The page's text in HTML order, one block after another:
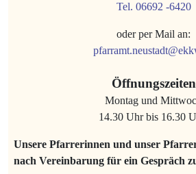
Tel. 06692 -6420
oder per Mail an:
Öffnungszeiten
Montag und
14.30 Uhr bis 16.30
Unsere Pfarrerinnen und unser
nach Vereinbarung für ein Gespräch